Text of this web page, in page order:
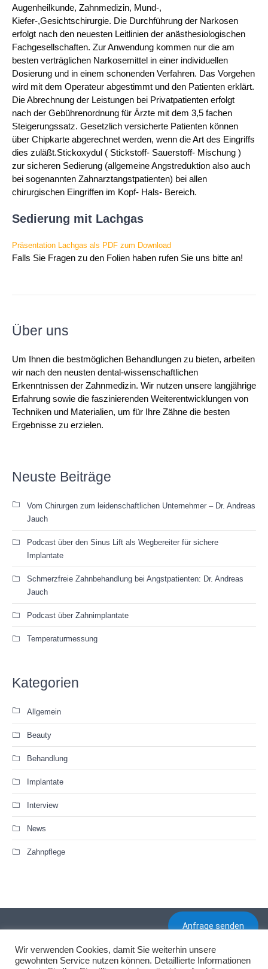
Augenheilkunde, Zahnmedizin, Mund-,
Kiefer-,Gesichtschirurgie. Die Durchführung der Narkosen
erfolgt nach den neuesten Leitlinien der anästhesiologischen
Fachgesellschaften. Zur Anwendung kommen nur die am
besten verträglichen Narkosemittel in einer individuellen
Dosierung und in einem schonenden Verfahren. Das Vorgehen
wird mit dem Operateur abgestimmt und den Patienten erklärt.
Die Abrechnung der Leistungen bei Privatpatienten erfolgt
nach der Gebührenordnung für Ärzte mit dem 3,5 fachen
Steigerungssatz. Gesetzlich versicherte Patienten können
über Chipkarte abgerechnet werden, wenn die Art des Eingriffs
dies zuläßt.Stickoxydul ( Stickstoff- Sauerstoff- Mischung )
zur sicheren Sedierung (allgemeine Angstreduktion also auch
bei sogenannten Zahnarztangstpatienten) bei allen
chirurgischen Eingriffen im Kopf- Hals- Bereich.
Sedierung mit Lachgas
Präsentation Lachgas als PDF zum Download
Falls Sie Fragen zu den Folien haben rufen Sie uns bitte an!
Über uns
Um Ihnen die bestmöglichen Behandlungen zu bieten, arbeiten
wir nach den neusten dental-wissenschaftlichen
Erkenntnissen der Zahnmedizin. Wir nutzen unsere langjährige
Erfahrung sowie die faszinierenden Weiterentwicklungen von
Techniken und Materialien, um für Ihre Zähne die besten
Ergebnisse zu erzielen.
Neuste Beiträge
Vom Chirurgen zum leidenschaftlichen Unternehmer – Dr. Andreas
Jauch
Podcast über den Sinus Lift als Wegbereiter für sichere
Implantate
Schmerzfreie Zahnbehandlung bei Angstpatienten: Dr. Andreas
Jauch
Podcast über Zahnimplantate
Temperaturmessung
Kategorien
Allgemein
Beauty
Behandlung
Implantate
Interview
News
Zahnpflege
Anfrage senden
Termin buchen
Wir verwenden Cookies, damit Sie weiterhin unsere
gewohnten Service nutzen können. Detaillierte Informationen